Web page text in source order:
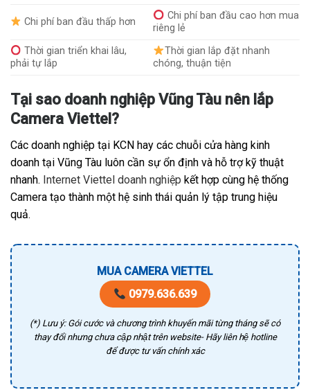
Chi phí ban đầu thấp hơn
Chi phí ban đầu cao hơn mua
riêng lẻ
Thời gian triển khai lâu,
phải tự lắp
Thời gian lắp đặt nhanh
chóng, thuận tiện
Tại sao doanh nghiệp Vũng Tàu nên lắp
Camera Viettel?
Các doanh nghiệp tại KCN hay các chuỗi cửa hàng kinh
doanh tại Vũng Tàu luôn cần sự ổn định và hỗ trợ kỹ thuật
nhanh. Internet Viettel doanh nghiệp kết hợp cùng hệ thống
Camera tạo thành một hệ sinh thái quản lý tập trung hiệu
quả.
MUA CAMERA VIETTEL
0979.636.639
(*) Lưu ý: Gói cước và chương trình khuyến mãi từng tháng sẽ có
thay đổi nhưng chưa cập nhật trên website- Hãy liên hệ hotline
để được tư vấn chính xác